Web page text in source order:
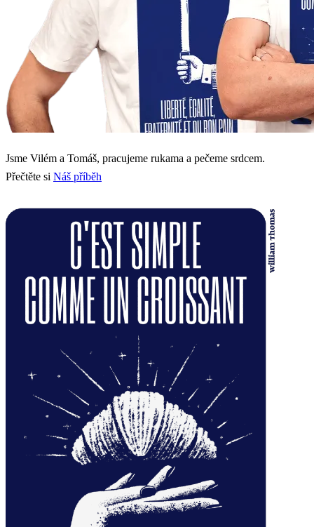
Jsme Vilém a Tomáš, pracujeme rukama a pečeme srdcem.
Přečtěte si Náš příběh